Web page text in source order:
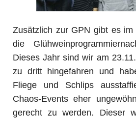
Zusätzlich zur GPN gibt es
die
Dieses Jahr sind wir am
zu dritt hingefahren und
Fliege und Schlips
Chaos-Events eher
gerecht zu werden. Dieser